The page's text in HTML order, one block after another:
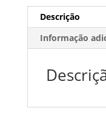
Descrição
Informação